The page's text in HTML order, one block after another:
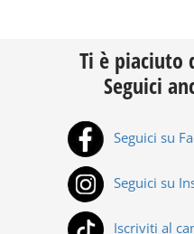
Ti è piaciuto
Seguici
Seguici su
Seguici su
Iscriviti al